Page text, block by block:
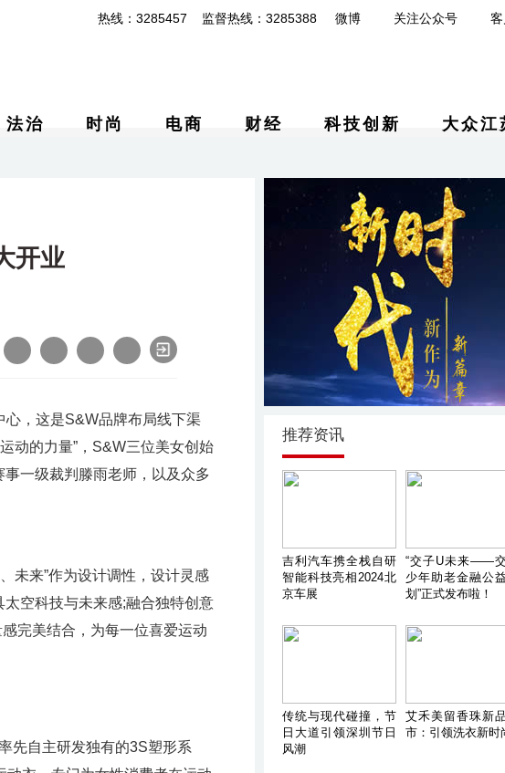
热线：3285457 监督热线：3285388 微博 关注公众号
法治 时尚 电商 财经 科技创新 大众江
开业
，这是S&W品牌布局线下渠
动的力量”，S&W三位美女创始
一级裁判滕雨老师，以及众多
未来”作为设计调性，设计灵感
空科技与未来感;融合独特创意
完美结合，为每一位喜爱运动
先自主研发独有的3S塑形系
推荐资讯
吉利汽车携全栈自研
智能科技亮相2024北
京车展
“交子U未来——
少年助老金融公
划”正式发布啦！
传统与现代碰撞，节
日大道引领深圳节日
风潮
艾禾美留香珠新
市：引领洗衣新时